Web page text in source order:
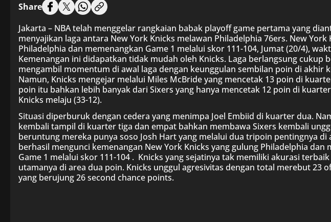
Share
Jakarta – NBA telah menggelar rangkaian babak playoff game pertama yang
menyajikan laga antara New York Knicks melawan Philadelphia 76ers. New York
Philadelphia dan memenangkan Game 1 melalui skor 111-104, Jumat (20/4),
Kemenangan ini didapatkan tidak mudah oleh Knicks. Laga berlangsung cukup
mengambil momentum di awal laga dengan keunggulan sembilan poin di akhir
Namun, Knicks mengejar melalui Miles McBride yang mencetak 13 poin di
poin itu bahkan lebih banyak dari Sixers yang hanya mencetak 12 poin di
Knicks melaju (33-12).
Situasi diperburuk dengan cedera yang menimpa Joel Embiid di kuarter dua.
kembali tampil di kuarter tiga dan empat bahkan membawa Sixers kembali
beruntung mereka punya soso Josh Hart yang melalui dua tripoin pentingnya di
berhasil mengunci kemenangan New York Knicks yang gulung Philadelphia dan
Game 1 melalui skor 111-104 . Knicks yang sejatinya tak memiliki akurasi
utamanya di area dua poin. Knicks unggul agresivitas dengan total merebut 23
yang berujung 26 second chance points.